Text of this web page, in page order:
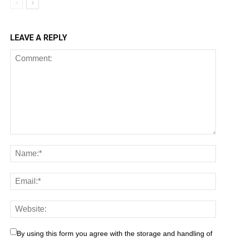
LEAVE A REPLY
By using this form you agree with the storage and handling of